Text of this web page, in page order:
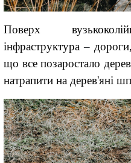
Поверх
інфраструктура–дороги,
що все позаростало
натрапити на дерев'яні